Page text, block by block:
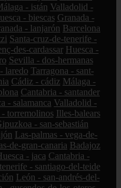
- istán Valladolid -
- biescas Granada -
- lanjarón Barcelona
Santa-cruz-de-tenerife -
des-cardassar Huesca -
Sevilla - dos-hermanas
laredo Tarragona - sant-
Cádiz - cádiz Málaga -
Cantabria - santander
- salamanca Valladolid -
torremolinos Illes-balears
- san-sebastián
Las-palmas - vega-de-
de-gran-canaria Badajoz
- jaca Cantabria -
- santiago-del-teide
León - san-andrés-del-